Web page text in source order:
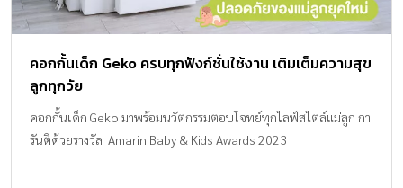
คอกกั้นเด็ก Geko ครบทุกฟังก์ชั่นใช้งาน เติมเต็มความสุข
ลูกทุกวัย
คอกกั้นเด็ก Geko มาพร้อมนวัตกรรมตอบโจทย์ทุกไลฟ์สไตล์แม่ลูก กา
รันตีด้วยรางวัล Amarin Baby & Kids Awards 2023